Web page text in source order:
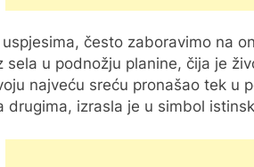
često zaboravimo na
sela u podnožju planine, čija je
najveću sreću pronašao tek u
izrasla je u simbol